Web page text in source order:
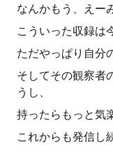
なんかもう、えー
こういった収録は
ただやっぱり自分
そしてその観察者
うし、
持ったらもっと気
これからも発信し